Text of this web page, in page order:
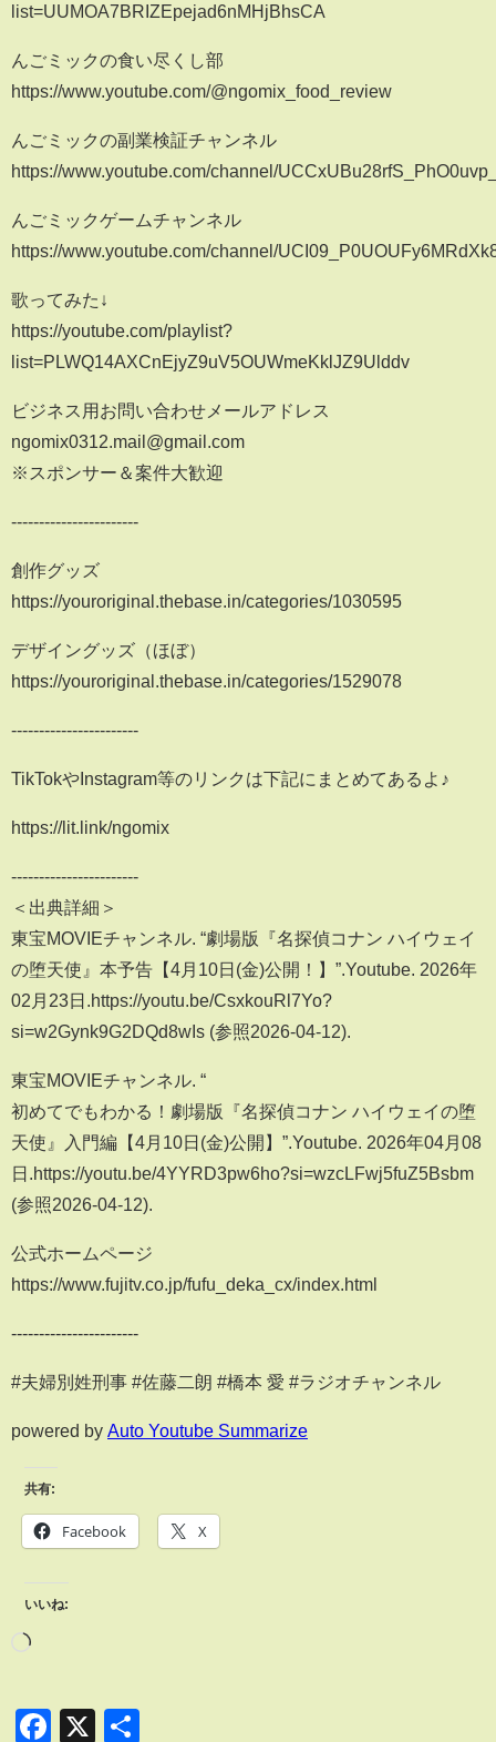
list=UUMOA7BRIZEpejad6nMHjBhsCA
んごミックの食い尽くし部
https://www.youtube.com/@ngomix_food_review
んごミックの副業検証チャンネル
https://www.youtube.com/channel/
んごミックゲームチャンネル
https://www.youtube.com/channel/
歌ってみた↓
https://youtube.com/playlist?
list=PLWQ14AXCnEjyZ9uV5OUWmeKklJZ9Ulddv
ビジネス用お問い合わせメールアドレス
ngomix0312.mail@gmail.com
※スポンサー＆案件大歓迎
-----------------------
創作グッズ
https://youroriginal.thebase.in/categories/1030595
デザイングッズ（ほぼ）
https://youroriginal.thebase.in/categories/1529078
-----------------------
TikTokやInstagram等のリンクは下記にまとめてあるよ♪
https://lit.link/ngomix
-----------------------
＜出典詳細＞
東宝MOVIEチャンネル. “劇場版『名探偵コナン ハイウェイ
の堕天使』本予告【4月10日(金)公開！】”.Youtube. 2026年
02月23日.https://youtu.be/CsxkouRl7Yo?
si=w2Gynk9G2DQd8wIs (参照2026-04-12).
東宝MOVIEチャンネル. “
初めてでもわかる！劇場版『名探偵コナン ハイウェイの堕
天使』入門編【4月10日(金)公開】”.Youtube. 2026年04月08
日.https://youtu.be/4YYRD3pw6ho?si=wzcLFwj5fuZ5Bsbm
(参照2026-04-12).
公式ホームページ
https://www.fujitv.co.jp/fufu_deka_cx/index.html
-----------------------
#夫婦別姓刑事 #佐藤二朗 #橋本 愛 #ラジオチャンネル
powered by Auto Youtube Summarize
共有:
Facebook X
いいね:
Facebook
X